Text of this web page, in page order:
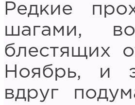
Редкие
шагами,
блестящих
Ноябрь, и
вдруг